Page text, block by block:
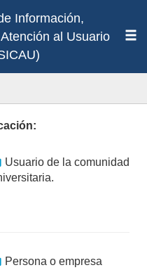
Información,
al Usuario
Usuario de la comunidad
Persona o empresa